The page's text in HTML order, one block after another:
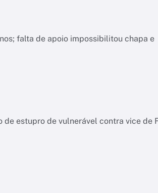
falta de apoio impossibilitou chapa e
estupro de vulnerável contra vice de